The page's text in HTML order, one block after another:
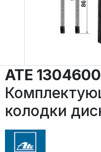
ATE
колодки